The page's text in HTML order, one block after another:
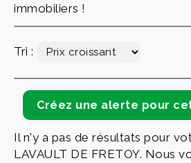
immobiliers !
Tri :
Il n'y a pas de résultats pour
LAVAULT DE FRETOY. Nous